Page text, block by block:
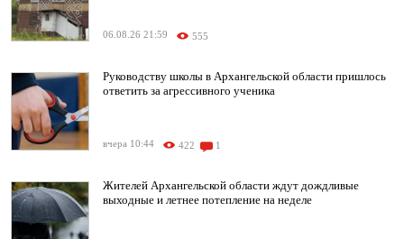
06.08.26 21:59 555
Руководству школы в Архангельской области пришлось
ответить за агрессивного ученика
вчера 10:44 422 1
Жителей Архангельской области ждут дождливые
выходные и летнее потепление на неделе